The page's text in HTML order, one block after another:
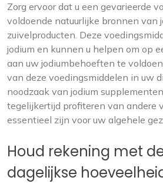
Zorg ervoor dat u een gevarieerde
voldoende natuurlijke bronnen van
zuivelproducten. Deze
jodium en kunnen u helpen om op
aan uw jodiumbehoeften te
van deze voedingsmiddelen in uw
noodzaak van jodium
tegelijkertijd profiteren van andere
essentieel zijn voor uw algehele
Houd rekening met
dagelijkse